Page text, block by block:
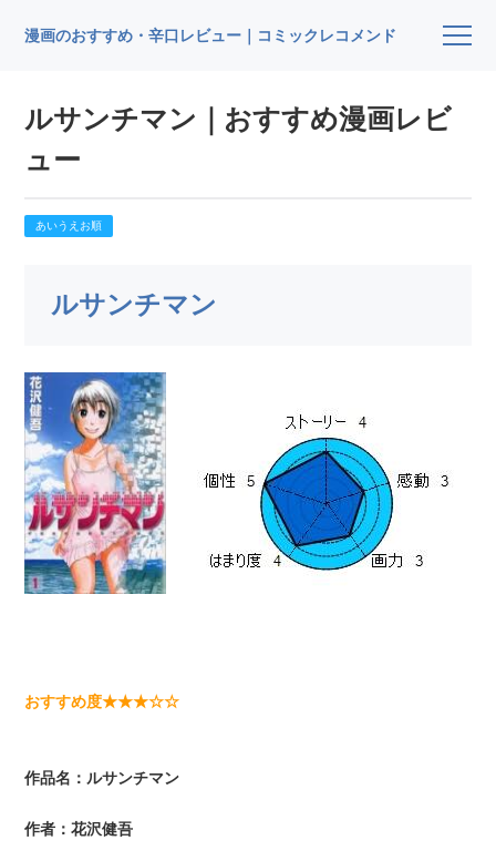
漫画のおすすめ・辛口レビュー｜コミックレコメンド
ルサンチマン｜おすすめ漫画レビ
ュー
あいうえお順
ルサンチマン
おすすめ度★★★☆☆
作品名：ルサンチマン
作者：花沢健吾